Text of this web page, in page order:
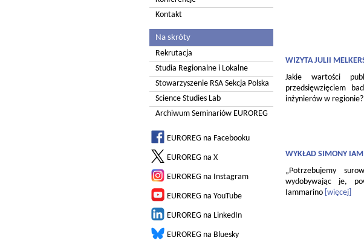
Kontakt
Na skróty
Rekrutacja
Studia Regionalne i Lokalne
Stowarzyszenie RSA Sekcja Polska
Science Studies Lab
Archiwum Seminariów EUROREG
EUROREG na Facebooku
EUROREG na X
EUROREG na Instagram
EUROREG na YouTube
EUROREG na LinkedIn
EUROREG na Bluesky
WIZYTA JULII
Jakie wartości
przedsięwzięciem
inżynierów w regionie?
WYKŁAD SIMONY
„Potrzebujemy
wydobywając je,
Iammarino [więcej]